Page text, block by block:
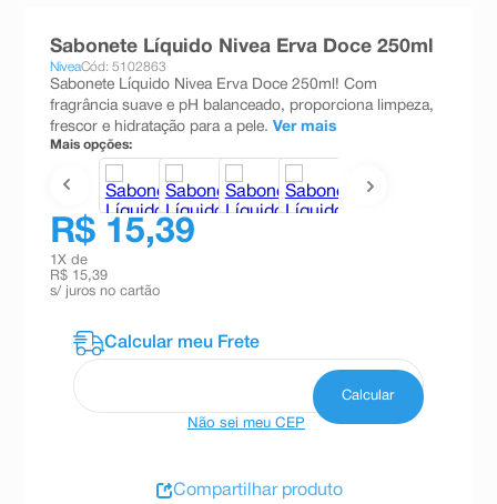
Sabonete Líquido Nivea Erva Doce 250ml
NiveaCód: 5102863
Sabonete Líquido Nivea Erva Doce 250ml! Com
fragrância suave e pH balanceado, proporciona limpeza,
frescor e hidratação para a pele. Ver mais
Mais opções:
R$ 15,39
1 X de
R$ 15,39
s/ juros no cartão
Não sei meu CEP
Compartilhar produto
absorvente
10ºshampoo